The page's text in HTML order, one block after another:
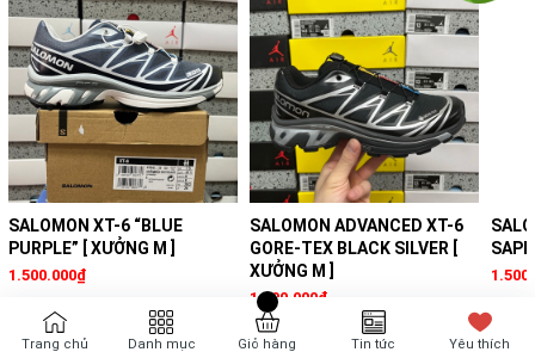
SALOMON XT-6 “BLUE
PURPLE” [ XƯỞNG M ]
1.500.000₫
SALOMON ADVANCED XT-6
GORE-TEX BLACK SILVER [
XƯỞNG M ]
1.500.000₫
Trang chủ Danh mục Giỏ hàng Tin tức Yêu thích